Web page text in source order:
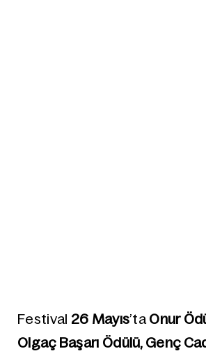
Festival 26 Mayıs’taOnur
Olgaç Başarı Ödülü, Genç